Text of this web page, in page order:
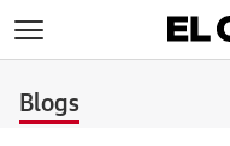
Blogs